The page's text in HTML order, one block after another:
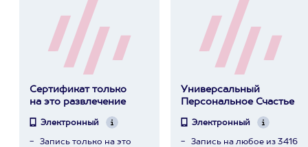
Сертификат только
на это развлечение
Электронный
Запись только на это
Универсальный
Персональное Счастье
Электронный
Запись на любое из 3416